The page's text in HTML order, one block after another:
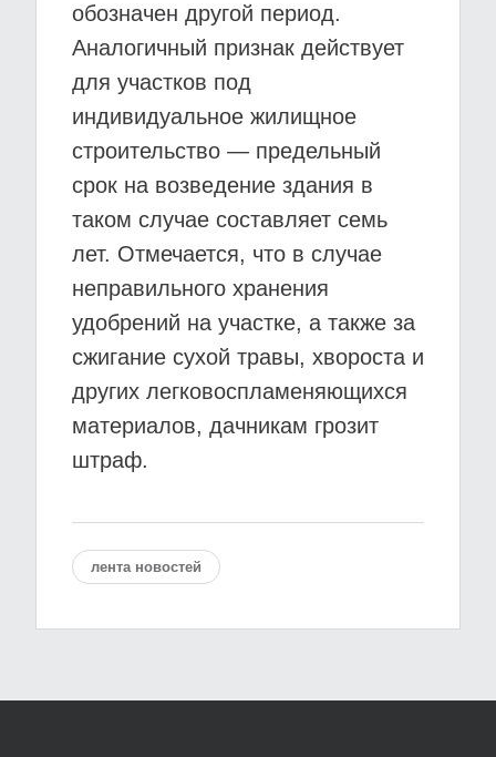
обозначен другой период.
Аналогичный признак действует
для участков под
индивидуальное жилищное
строительство — предельный
срок на возведение здания в
таком случае составляет семь
лет. Отмечается, что в случае
неправильного хранения
удобрений на участке, а также за
сжигание сухой травы, хвороста и
других легковоспламеняющихся
материалов, дачникам грозит
штраф.
лента новостей